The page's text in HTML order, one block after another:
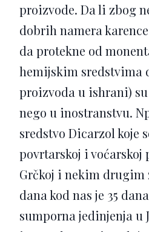
proizvode. Da li zbog
dobrih namera
da protekne od
hemijskim sredstvima
proizvoda u ishrani)
nego u inostranstvu.
sredstvo Dicarzol koje
povrtarskoj i voćarskoj
Grčkoj i nekim drugim
dana kod nas je 35
sumporna jedinjenja u